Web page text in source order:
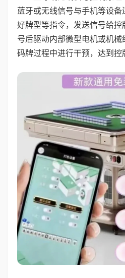
蓝牙或无线信号与手机等设
好牌型等指令，发送信号给
号后驱动内部微型电机或机械
码牌过程中进行干预，达到控